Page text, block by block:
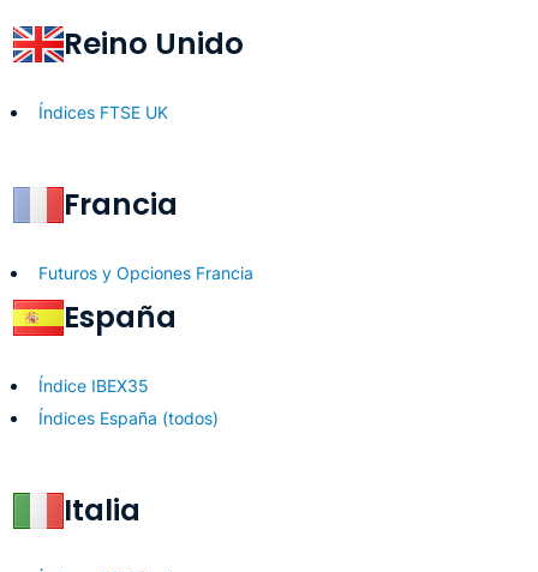
Reino Unido
Índices FTSE UK
Francia
Futuros y Opciones Francia
España
Índice IBEX35
Índices España (todos)
Italia